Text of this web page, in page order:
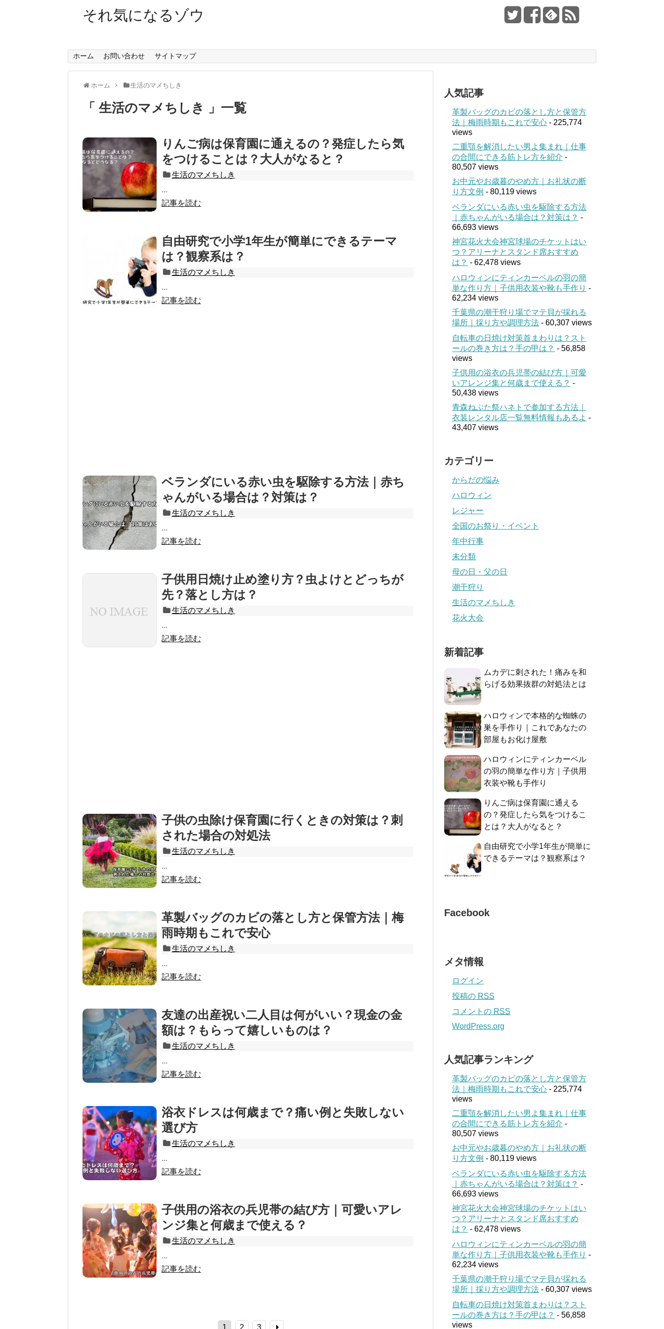
それ気になるゾウ
ホーム お問い合わせ サイトマップ
ホーム 生活のマメちしき
生活のマメちしき 一覧
りんご病は保育園に通えるの？発症したら気
をつけることは？大人がなると？
生活のマメちしき
...
記事を読む
自由研究で小学1年生が簡単にできるテーマ
は？観察系は？
生活のマメちしき
...
記事を読む
ベランダにいる赤い虫を駆除する方法｜赤ち
ゃんがいる場合は？対策は？
生活のマメちしき
...
記事を読む
子供用日焼け止め塗り方？虫よけとどっちが
先？落とし方は？
生活のマメちしき
...
記事を読む
子供の虫除け保育園に行くときの対策は？刺
された場合の対処法
生活のマメちしき
...
記事を読む
革製バッグのカビの落とし方と保管方法｜梅
雨時期もこれで安心
生活のマメちしき
...
記事を読む
友達の出産祝い二人目は何がいい？現金の金
額は？もらって嬉しいものは？
生活のマメちしき
...
記事を読む
浴衣ドレスは何歳まで？痛い例と失敗しない
選び方
生活のマメちしき
...
記事を読む
子供用の浴衣の兵児帯の結び方｜可愛いアレ
ンジ集と何歳まで使える？
生活のマメちしき
...
記事を読む
1 2 3
人気記事
革製バッグのカビの落とし方と保管方
法｜梅雨時期もこれで安心 - 225,774
views
二重顎を解消したい男よ集まれ｜仕事
の合間にできる筋トレ方を紹介 -
80,507 views
お中元やお歳暮のやめ方｜お礼状の断
り方文例 - 80,119 views
ベランダにいる赤い虫を駆除する方法
｜赤ちゃんがいる場合は？対策は？ -
66,693 views
神宮花火大会神宮球場のチケットはい
つ？アリーナとスタンド席おすすめ
は？ - 62,478 views
ハロウィンにティンカーベルの羽の簡
単な作り方｜子供用衣装や靴も手作り -
62,234 views
千葉県の潮干狩り場でマテ貝が採れる
場所｜採り方や調理方法 - 60,307 views
自転車の日焼け対策首まわりは？スト
ールの巻き方は？手の甲は？ - 56,858
views
子供用の浴衣の兵児帯の結び方｜可愛
いアレンジ集と何歳まで使える？ -
50,438 views
青森ねぶた祭ハネトで参加する方法｜
衣装レンタル店一覧無料情報もあるよ -
43,407 views
カテゴリー
からだの悩み
ハロウィン
レジャー
全国のお祭り・イベント
年中行事
未分類
母の日・父の日
潮干狩り
生活のマメちしき
花火大会
新着記事
ムカデに刺された！痛みを和
らげる効果抜群の対処法とは
ハロウィンで本格的な蜘蛛の
巣を手作り｜これであなたの
部屋もお化け屋敷
ハロウィンにティンカーベル
の羽の簡単な作り方｜子供用
衣装や靴も手作り
りんご病は保育園に通える
の？発症したら気をつけるこ
とは？大人がなると？
自由研究で小学1年生が簡単に
できるテーマは？観察系は？
Facebook
メタ情報
ログイン
投稿の RSS
コメントの RSS
WordPress.org
人気記事ランキング
革製バッグのカビの落とし方と保管方
法｜梅雨時期もこれで安心 - 225,774
views
二重顎を解消したい男よ集まれ｜仕事
の合間にできる筋トレ方を紹介 -
80,507 views
お中元やお歳暮のやめ方｜お礼状の断
り方文例 - 80,119 views
ベランダにいる赤い虫を駆除する方法
｜赤ちゃんがいる場合は？対策は？ -
66,693 views
神宮花火大会神宮球場のチケットはい
つ？アリーナとスタンド席おすすめ
は？ - 62,478 views
ハロウィンにティンカーベルの羽の簡
単な作り方｜子供用衣装や靴も手作り -
62,234 views
千葉県の潮干狩り場でマテ貝が採れる
場所｜採り方や調理方法 - 60,307 views
自転車の日焼け対策首まわりは？スト
ールの巻き方は？手の甲は？ - 56,858
views